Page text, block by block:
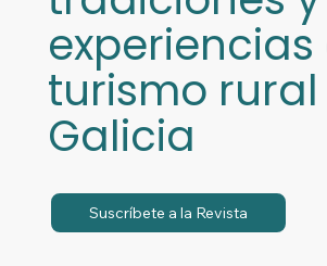
experiencias
turismo rural
Galicia
Suscríbete a la Revista